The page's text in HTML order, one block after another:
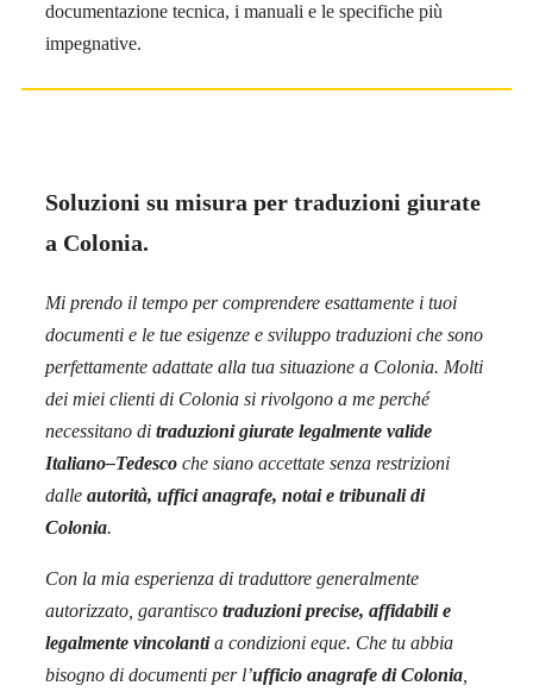
documentazione tecnica, i manuali e le specifiche più
impegnative.
Soluzioni su misura per traduzioni giurate
a Colonia.
Mi prendo il tempo per comprendere esattamente i tuoi
documenti e le tue esigenze e sviluppo traduzioni che sono
perfettamente adattate alla tua situazione a Colonia. Molti
dei miei clienti di Colonia si rivolgono a me perché
necessitano di traduzioni giurate legalmente valide
Italiano–Tedesco che siano accettate senza restrizioni
dalle autorità, uffici anagrafe, notai e tribunali di
Colonia.
Con la mia esperienza di traduttore generalmente
autorizzato, garantisco traduzioni precise, affidabili e
legalmente vincolantia condizioni eque. Che tu abbia
bisogno di documenti per l’ufficio anagrafe di Colonia